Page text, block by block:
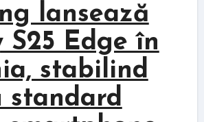
lansează
S25 Edge în
stabilind
standard